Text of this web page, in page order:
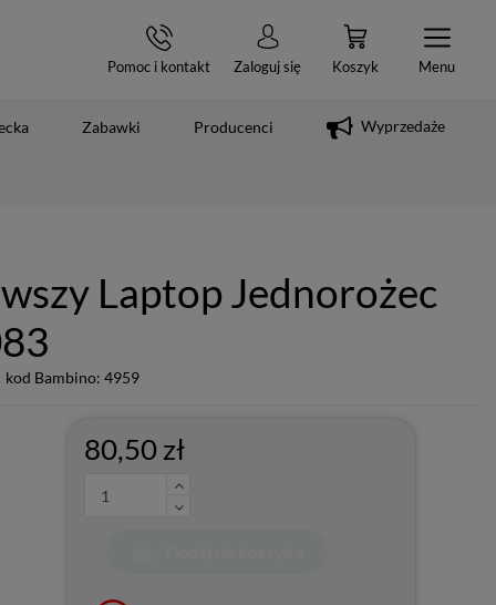
Pomoc i kontakt Zaloguj się Koszyk Menu
Zabawki Producenci Wyprzedaże
Laptop Jednorożec
kod Bambino: 4959
80,50 zł